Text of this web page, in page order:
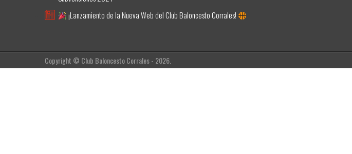
¡Lanzamiento de la Nueva Web del Club Baloncesto Corrales!
Copyright © Club Baloncesto Corrales - 2026.